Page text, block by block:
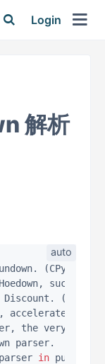
Login
解析
successor
accelerated
in pure